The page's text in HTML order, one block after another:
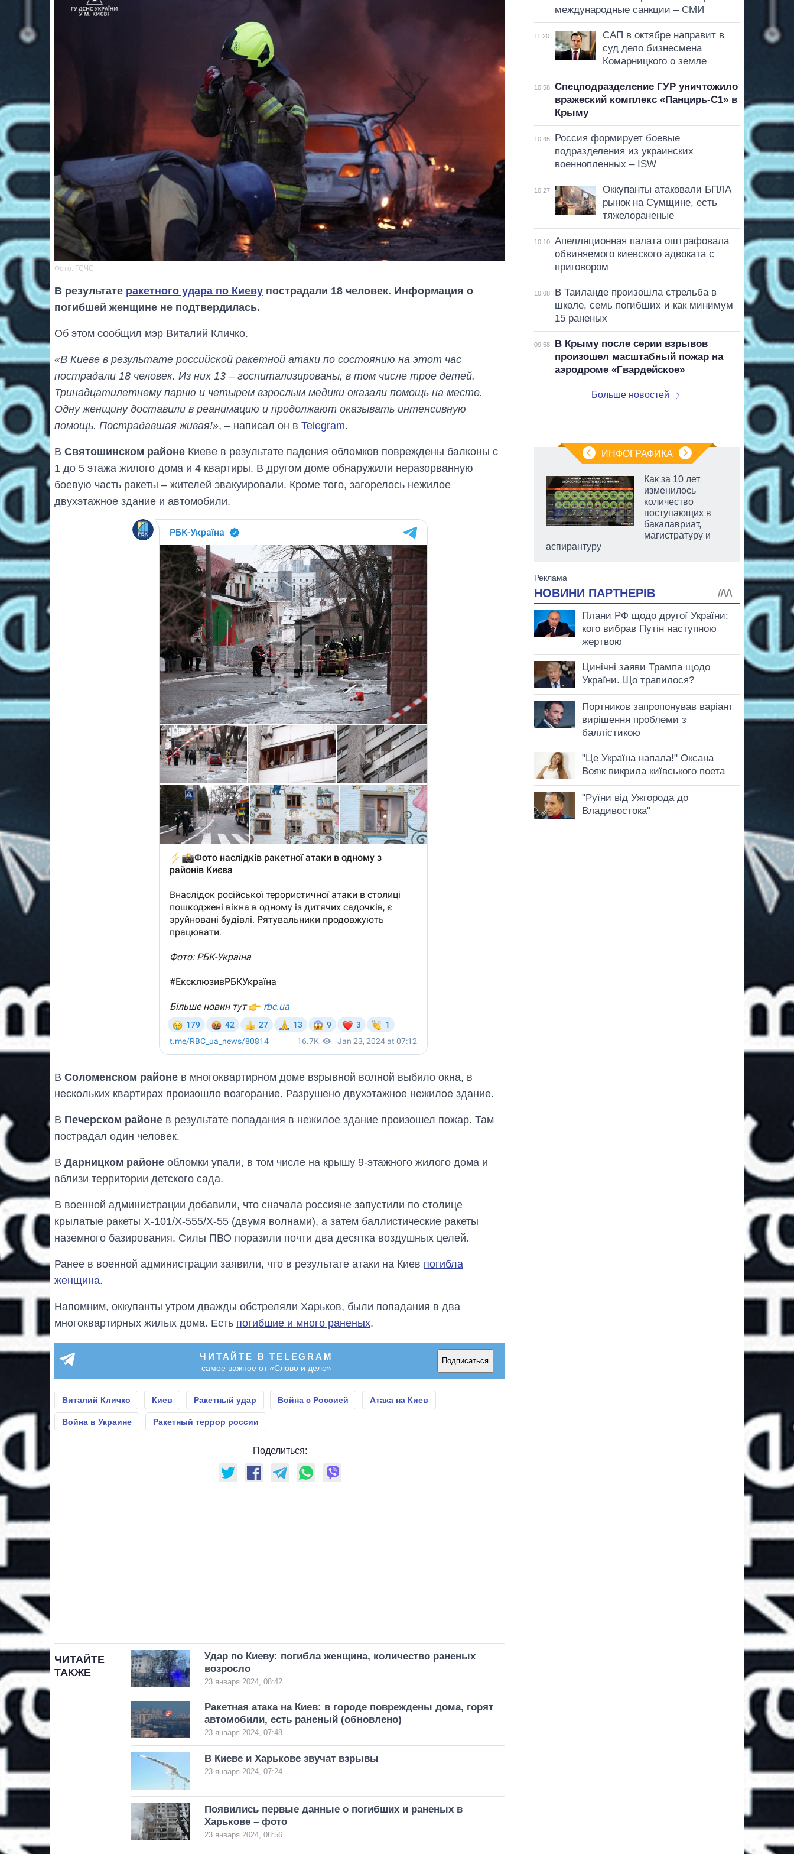
Фото: ГСЧС
В результате ракетного удара по Киеву пострадали 18 человек. Информация о
погибшей женщине не подтвердилась.
Об этом сообщил мэр Виталий Кличко.
«В Киеве в результате российской ракетной атаки по состоянию на этот час
пострадали 18 человек. Из них 13 – госпитализированы, в том числе трое детей.
Тринадцатилетнему парню и четырем взрослым медики оказали помощь на месте.
Одну женщину доставили в реанимацию и продолжают оказывать интенсивную
помощь. Пострадавшая живая!», – написал он в Telegram.
В Святошинском районе Киеве в результате падения обломков повреждены балконы с
1 до 5 этажа жилого дома и 4 квартиры. В другом доме обнаружили неразорванную
боевую часть ракеты – жителей эвакуировали. Кроме того, загорелось нежилое
двухэтажное здание и автомобили.
В Соломенском районе в многоквартирном доме взрывной волной выбило окна, в
нескольких квартирах произошло возгорание. Разрушено двухэтажное нежилое здание.
В Печерском районе в результате попадания в нежилое здание произошел пожар. Там
пострадал один человек.
В Дарницком районе обломки упали, в том числе на крышу 9-этажного жилого дома и
вблизи территории детского сада.
В военной администрации добавили, что сначала россияне запустили по столице
крылатые ракеты Х-101/Х-555/Х-55 (двумя волнами), а затем баллистические ракеты
наземного базирования. Силы ПВО поразили почти два десятка воздушных целей.
Ранее в военной администрации заявили, что в результате атаки на Киев погибла
женщина.
Напомним, оккупанты утром дважды обстреляли Харьков, были попадания в два
многоквартирных жилых дома. Есть погибшие и много раненых.
ЧИТАЙТЕ В TELEGRAM
самое важное от «Слово и дело»
Подписаться
Виталий Кличко Киев Ракетный удар Война с Россией Атака на Киев
Война в Украине Ракетный террор россии
Поделиться:
ЧИТАЙТЕ
ТАКЖЕ
Удар по Киеву: погибла женщина, количество раненых
возросло
23 января 2024, 08:42
Ракетная атака на Киев: в городе повреждены дома, горят
автомобили, есть раненый (обновлено)
23 января 2024, 07:48
В Киеве и Харькове звучат взрывы
23 января 2024, 07:24
Появились первые данные о погибших и раненых в
Харькове – фото
23 января 2024, 08:56
международные санкции – СМИ
11:20
САП в октябре направит в
суд дело бизнесмена
Комарницкого о земле
10:58
Спецподразделение ГУР уничтожило
вражеский комплекс «Панцирь-С1» в
Крыму
10:45
Россия формирует боевые
подразделения из украинских
военнопленных – ISW
10:27
Оккупанты атаковали БПЛА
рынок на Сумщине, есть
тяжелораненые
10:10
Апелляционная палата оштрафовала
обвиняемого киевского адвоката с
приговором
10:08
В Таиланде произошла стрельба в
школе, семь погибших и как минимум
15 раненых
09:58
В Крыму после серии взрывов
произошел масштабный пожар на
аэродроме «Гвардейское»
Больше новостей
ИНФОГРАФИКА
гигантов: сколько
Как за 10 лет
изменилось
количество
поступающих в
бакалавриат,
магистратуру и
аспирантуру